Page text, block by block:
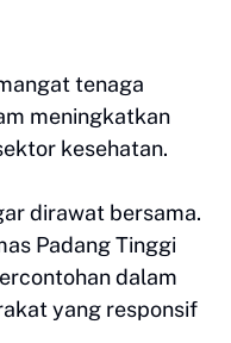
tenaga
meningkatkan
kesehatan.
dirawat bersama.
Padang Tinggi
dalam
yang responsif